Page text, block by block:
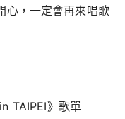
心，一定會再來唱歌
TAIPEI》歌單